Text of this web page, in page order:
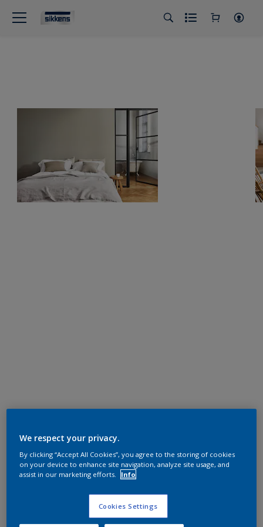
We respect your privacy.
By clicking “Accept All Cookies”, you agree to the storing of cookies
on your device to enhance site navigation, analyze site usage, and
assist in our marketing efforts.
Info
Cookies Settings